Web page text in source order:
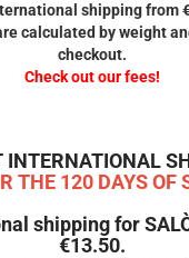
shipping from
calculated by weight
checkout.
Check out our fees!
INTERNATIONAL
THE 120 DAYS OF
shipping for
€13.50.